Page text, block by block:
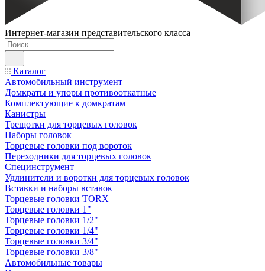
Интернет-магазин представительского класса
Каталог
Автомобильный инструмент
Домкраты и упоры противооткатные
Комплектующие к домкратам
Канистры
Трещотки для торцевых головок
Наборы головок
Торцевые головки под вороток
Переходники для торцевых головок
Специнструмент
Удлинители и воротки для торцевых головок
Вставки и наборы вставок
Торцевые головки TORX
Торцевые головки 1"
Торцевые головки 1/2"
Торцевые головки 1/4"
Торцевые головки 3/4"
Торцевые головки 3/8"
Автомобильные товары